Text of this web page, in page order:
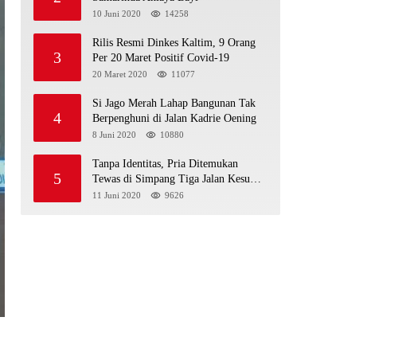
10 Juni 2020 14258
3
Rilis Resmi Dinkes Kaltim, 9 Orang
Per 20 Maret Positif Covid-19
20 Maret 2020 11077
4
Si Jago Merah Lahap Bangunan Tak
Berpenghuni di Jalan Kadrie Oening
8 Juni 2020 10880
5
Tanpa Identitas, Pria Ditemukan
Tewas di Simpang Tiga Jalan Kesuma
Bangsa
11 Juni 2020 9626